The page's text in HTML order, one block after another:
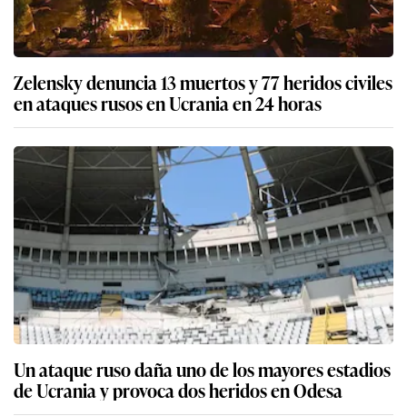
Zelensky denuncia 13 muertos y 77 heridos civiles
en ataques rusos en Ucrania en 24 horas
Un ataque ruso daña uno de los mayores estadios
de Ucrania y provoca dos heridos en Odesa